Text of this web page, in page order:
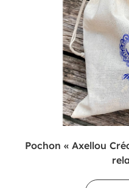
Pochon « Axellou